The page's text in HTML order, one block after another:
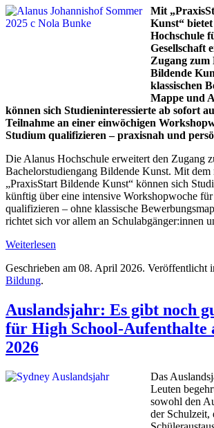
Mit
Kunst“
Hochschule
Gesellschaft
Zugang zum
Bildende
klassischen
Mappe und
können sich Studieninteressierte ab sofort
Teilnahme an einer einwöchigen
Studium qualifizieren – praxisnah und
Die Alanus Hochschule erweitert den Zugang
Bachelorstudiengang Bildende Kunst. Mit dem
„PraxisStart Bildende Kunst“ können sich
künftig über eine intensive Workshopwoche
qualifizieren – ohne klassische
richtet sich vor allem an Schulabgänger:innen
Weiterlesen
Geschrieben am 08. April 2026. Veröffentlicht
Bildung.
Auslandsjahr: Es gibt noch
für High School-Aufenthalte
2026
Das
Leuten
sowohl den
der Schulzeit,